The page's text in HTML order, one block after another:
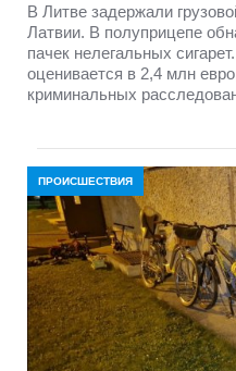
В Литве задержали
Латвии. В полуприцепе
пачек нелегальных
оценивается в 2,4 млн
криминальных
ПРОИСШЕСТВИЯ